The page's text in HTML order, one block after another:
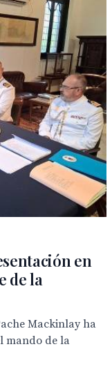
en
de la
Mackinlay ha
mando de la